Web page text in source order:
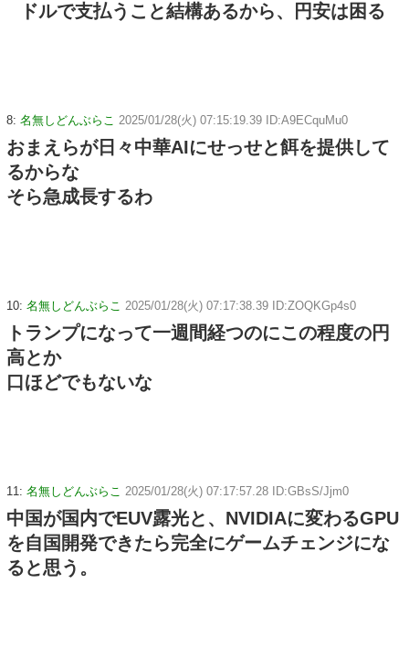
ドルで支払うこと結構あるから、円安は困る
8: 名無しどんぶらこ 2025/01/28(火) 07:15:19.39 ID:A9ECquMu0
おまえらが日々中華AIにせっせと餌を提供して
るからな
そら急成長するわ
10: 名無しどんぶらこ 2025/01/28(火) 07:17:38.39 ID:ZOQKGp4s0
トランプになって一週間経つのにこの程度の円
高とか
口ほどでもないな
11: 名無しどんぶらこ 2025/01/28(火) 07:17:57.28 ID:GBsS/Jjm0
中国が国内でEUV露光と、NVIDIAに変わるGPU
を自国開発できたら完全にゲームチェンジにな
ると思う。